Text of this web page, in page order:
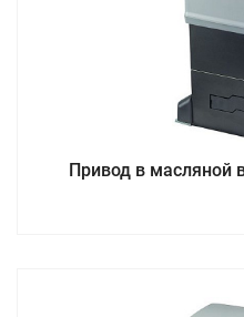
Привод в масляной